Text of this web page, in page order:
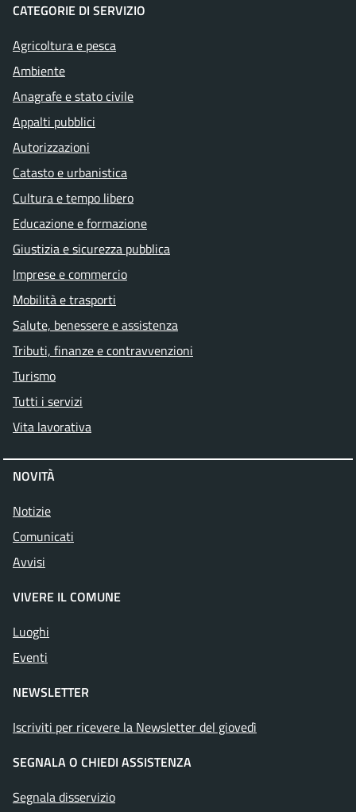
CATEGORIE DI SERVIZIO
Agricoltura e pesca
Ambiente
Anagrafe e stato civile
Appalti pubblici
Autorizzazioni
Catasto e urbanistica
Cultura e tempo libero
Educazione e formazione
Giustizia e sicurezza pubblica
Imprese e commercio
Mobilità e trasporti
Salute, benessere e assistenza
Tributi, finanze e contravvenzioni
Turismo
Tutti i servizi
Vita lavorativa
NOVITÀ
Notizie
Comunicati
Avvisi
VIVERE IL COMUNE
Luoghi
Eventi
NEWSLETTER
Iscriviti per ricevere la Newsletter del giovedì
SEGNALA O CHIEDI ASSISTENZA
Segnala disservizio